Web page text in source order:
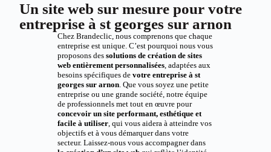
Un site web sur mesure pour votre
entreprise à st georges sur arnon
Chez Brandeclic, nous comprenons que chaque
entreprise est unique. C’est pourquoi nous vous
proposons des solutions de création de sites
web entièrement personnalisées, adaptées aux
besoins spécifiques de votre entreprise à st
georges sur arnon. Que vous soyez une petite
entreprise ou une grande société, notre équipe
de professionnels met tout en œuvre pour
concevoir un site performant, esthétique et
facile à utiliser, qui vous aidera à atteindre vos
objectifs et à vous démarquer dans votre
secteur. Laissez-nous vous accompagner dans